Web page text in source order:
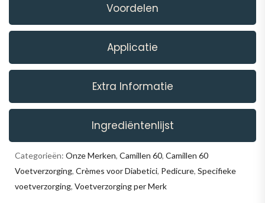
Voordelen
Applicatie
Extra Informatie
Ingrediëntenlijst
Categorieën: Onze Merken, Camillen 60, Camillen 60
Voetverzorging, Crèmes voor Diabetici, Pedicure, Specifieke
voetverzorging, Voetverzorging per Merk